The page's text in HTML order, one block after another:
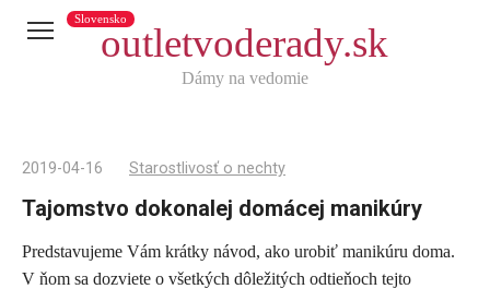
outletvoderady.sk
Slovensko
Dámy na vedomie
2019-04-16 Starostlivosť o nechty
Tajomstvo dokonalej domácej manikúry
Predstavujeme Vám krátky návod, ako urobiť manikúru doma.
V ňom sa dozviete o všetkých dôležitých odtieňoch tejto
Telegram